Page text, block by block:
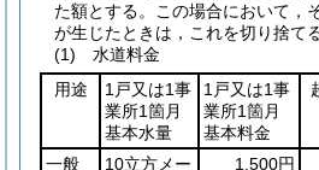
た額とする。
この場合において，
が生じたときは，これを切り捨て
(1)
水道料金
用途
1戸又は1事
業所1箇月
基本水量
1戸又は1事
業所1箇月
基本料金
一般
10立方メー
1,500円